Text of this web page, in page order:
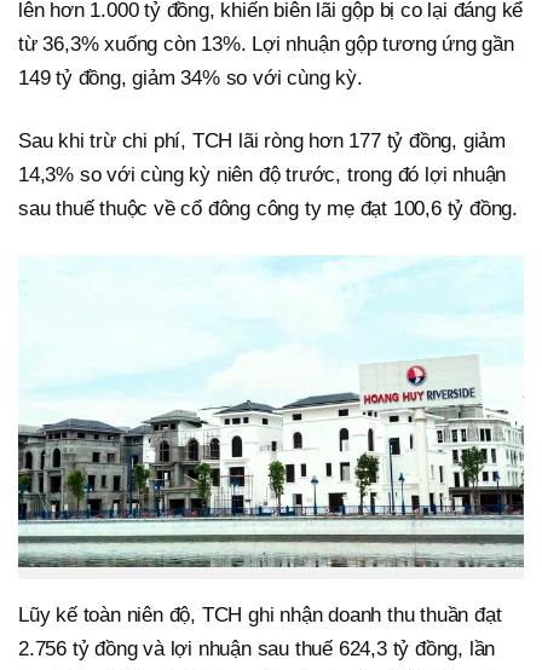
lên hơn 1.000 tỷ đồng, khiến biên lãi gộp bị co lại đáng kể
từ 36,3% xuống còn 13%. Lợi nhuận gộp tương ứng gần
149 tỷ đồng, giảm 34% so với cùng kỳ.
Sau khi trừ chi phí, TCH lãi ròng hơn 177 tỷ đồng, giảm
14,3% so với cùng kỳ niên độ trước, trong đó lợi nhuận
sau thuế thuộc về cổ đông công ty mẹ đạt 100,6 tỷ đồng.
Lũy kế toàn niên độ, TCH ghi nhận doanh thu thuần đạt
2.756 tỷ đồng và lợi nhuận sau thuế 624,3 tỷ đồng, lần